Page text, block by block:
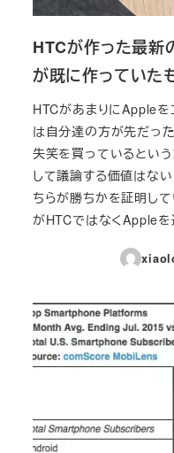
HTCが作った最新
が既に作っていた
HTCがあまりにAppleを
は自分達の方が先だっ
失笑を買っているとい
して議論する価値はな
ちらが勝ちかを証明し
がHTCではなくAppleを